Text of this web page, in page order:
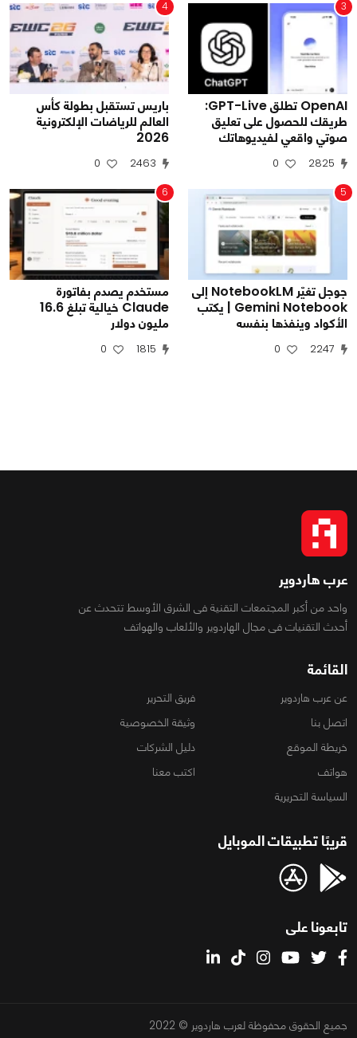
3
OpenAI تطلق GPT-Live:
طريقك للحصول على تعليق
صوتي واقعي لفيديوهاتك
2825
0
4
باريس تستقبل بطولة كأس
العالم للرياضات الإلكترونية
2026
2463
0
5
جوجل تغيّر NotebookLM إلى
Gemini Notebook | يكتب
الأكواد وينفذها بنفسه
2247
0
6
مستخدم يصدم بفاتورة
Claude خيالية تبلغ 16.6
مليون دولار
1815
0
عرب هاردوير
واحد من أكبر المجتمعات التقنية فى الشرق الأوسط تتحدث عن
أحدث التقنيات فى مجال الهاردوير والألعاب والهواتف
القائمة
عن عرب هاردوير
فريق التحرير
اتصل بنا
وثيقة الخصوصية
خريطة الموقع
دليل الشركات
هواتف
اكتب معنا
السياسة التحريرية
قريبًا تطبيقات الموبايل
تابعونا على
جميع الحقوق محفوظة لعرب هاردوير © 2022